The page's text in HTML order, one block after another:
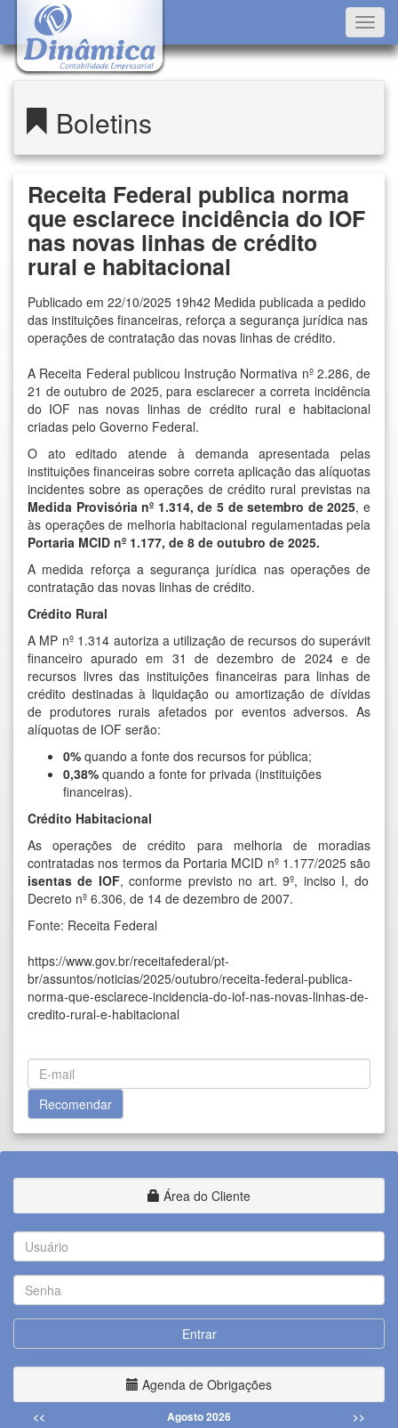
Boletins
Receita Federal publica norma
que esclarece incidência do IOF
nas novas linhas de crédito
rural e habitacional
Publicado em 22/10/2025 19h42 Medida publicada a pedido
das instituições financeiras, reforça a segurança jurídica nas
operações de contratação das novas linhas de crédito.
A Receita Federal publicou Instrução Normativa nº 2.286, de
21 de outubro de 2025, para esclarecer a correta incidência
do IOF nas novas linhas de crédito rural e habitacional
criadas pelo Governo Federal.
O ato editado atende à demanda apresentada pelas
instituições financeiras sobre correta aplicação das alíquotas
incidentes sobre as operações de crédito rural previstas na
Medida Provisória nº 1.314, de 5 de setembro de 2025, e
às operações de melhoria habitacional regulamentadas pela
Portaria MCID nº 1.177, de 8 de outubro de 2025.
A medida reforça a segurança jurídica nas operações de
contratação das novas linhas de crédito.
Crédito Rural
A MP nº 1.314 autoriza a utilização de recursos do superávit
financeiro apurado em 31 de dezembro de 2024 e de
recursos livres das instituições financeiras para linhas de
crédito destinadas à liquidação ou amortização de dívidas
de produtores rurais afetados por eventos adversos. As
alíquotas de IOF serão:
0% quando a fonte dos recursos for pública;
0,38% quando a fonte for privada (instituições
financeiras).
Crédito Habitacional
As operações de crédito para melhoria de moradias
contratadas nos termos da Portaria MCID nº 1.177/2025 são
isentas de IOF, conforme previsto no art. 9º, inciso I, do
Decreto nº 6.306, de 14 de dezembro de 2007.
Fonte: Receita Federal
https://www.gov.br/receitafederal/pt-
br/assuntos/noticias/2025/outubro/receita-federal-publica-
norma-que-esclarece-incidencia-do-iof-nas-novas-linhas-de-
credito-rural-e-habitacional
Área do Cliente
Entrar
Agenda de Obrigações
<< Agosto 2026
>>